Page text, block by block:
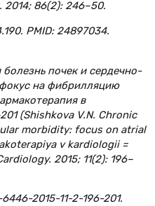
86(2): 246–50.
PMID: 24897034.
почек и сердечно-
на фибрилляцию
в
(Shishkova V.N. Chronic
morbidity: focus on atrial
v kardiologii =
2015; 11(2): 196–
2015-11-2-196-201.